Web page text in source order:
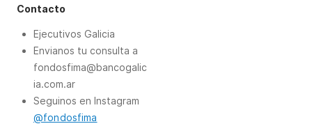
Contacto
Ejecutivos Galicia
Envianos tu consulta a
fondosfima@bancogalic
ia.com.ar
Seguinos en Instagram
@fondosfima